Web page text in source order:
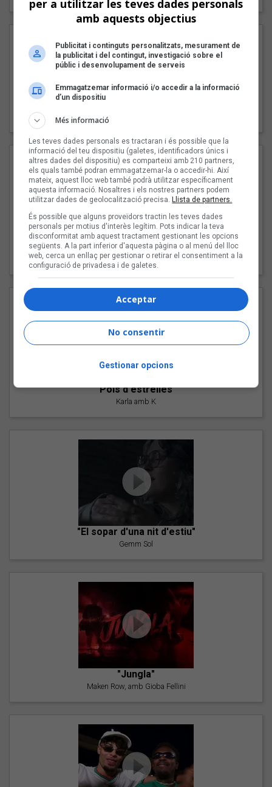
Pep Álvarez amb Joan Muntaner (Xanguito)
"Les cabres"
94 Rules amb Compte
"Pols d'estrelles"
Karla amb K
"El sopar d'una nit d'estiu"
Gemm Sol
"Jungla"
Maken Row, amb Gioba Fellini
per a utilitzar les teves dades personals
amb aquests objectius
Publicitat i continguts personalitzats, mesurament de
la publicitat i del contingut, investigació sobre el
públic i desenvolupament de serveis
Emmagatzemar informació i/o accedir a la informació
d’un dispositiu
Més informació
Les teves dades personals es tractaran i és possible que la
informació del teu dispositiu (galetes, identificadors únics i
altres dades del dispositiu) es comparteixi amb 210 partners,
els quals també podran emmagatzemar-la o accedir-hi. Així
mateix, aquest lloc web també podrà utilitzar específicament
aquesta informació. Nosaltres i els nostres partners podem
utilitzar dades de geolocalització precisa.Llista de partners.
És possible que alguns proveïdors tractin les teves dades
personals per motius d'interès legítim. Pots indicar la teva
disconformitat amb aquest tractament gestionant les opcions
següents. A la part inferior d'aquesta pàgina o al menú del lloc
web, cerca un enllaç per gestionar o retirar el consentiment a la
configuració de privadesa i de galetes.
Acceptar
No consentir
Gestionar opcions